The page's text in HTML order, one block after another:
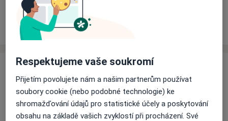
Ceník Adresy
Ceník
Informace o službách a cenách nejsou k dispozici
Tento specialista ještě nepřidával žádné informace o
svých službách.
Respektujeme vaše soukromí
Přijetím povolujete nám a našim partnerům používat
soubory cookie (nebo podobné technologie) ke
shromažďování údajů pro statistické účely a poskytování
obsahu na základě vašich zvyklostí při procházení. Své